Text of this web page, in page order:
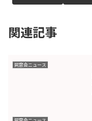
関連記事
同窓会ニュース